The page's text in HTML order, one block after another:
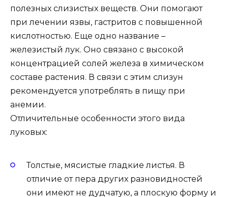
полезных слизистых веществ. Они помогают
при лечении язвы, гастритов с повышенной
кислотностью. Еще одно название –
железистый лук. Оно связано с высокой
концентрацией солей железа в химическом
составе растения. В связи с этим слизун
рекомендуется употреблять в пищу при
анемии.
Отличительные особенности этого вида
луковых:
Толстые, мясистые гладкие листья. В
отличие от пера других разновидностей
они имеют не дудчатую, а плоскую форму и